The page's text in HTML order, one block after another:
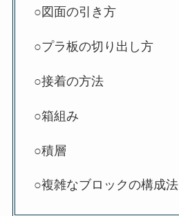
○図面の引き方
○プラ板の切り出し方
○接着の方法
○箱組み
○積層
○複雑なブロックの構成法